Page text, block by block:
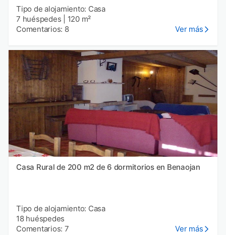
Tipo de alojamiento: Casa
7 huéspedes
120 m²
Comentarios: 8
Ver más
Casa Rural de 200 m2 de 6 dormitorios en Benaojan
Tipo de alojamiento: Casa
18 huéspedes
Comentarios: 7
Ver más